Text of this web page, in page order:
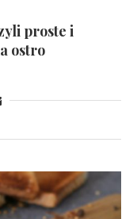
proste i
ostro